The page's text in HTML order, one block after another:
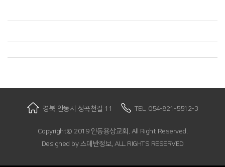
경북 안동시 성곡천길 11 TEL. 054-821-5512-3
Copyright© 2019 안동용상교회. All Right Reserved.
Designed by스데반정보, ALL RIGHTS RESERVED